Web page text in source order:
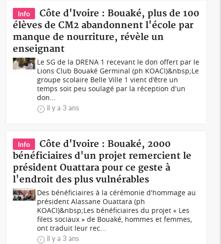
Info
Côte d'Ivoire : Bouaké, plus de 100
élèves de CM2 abandonnent l'école par
manque de nourriture, révèle un
enseignant
Le SG de la DRENA 1 recevant le don offert par le
Lions Club Bouaké Germinal (ph KOACI)&nbsp;Le
groupe scolaire Belle Ville 1 vient d'être un
temps soit peu soulagé par la réception d'un
don...
il y a 3 ans
Info
Côte d'Ivoire : Bouaké, 2000
bénéficiaires d'un projet remercient le
président Ouattara pour ce geste à
l'endroit des plus vulnérables
Des bénéficiaires à la cérémonie d'hommage au
président Alassane Ouattara (ph
KOACI)&nbsp;Les bénéficiaires du projet « Les
filets sociaux » de Bouaké, hommes et femmes,
ont traduit leur rec...
il y a 3 ans